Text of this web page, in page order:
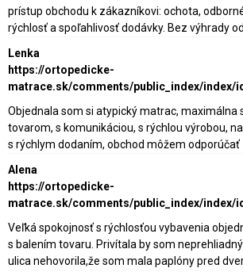
prístup obchodu k zákazníkovi: ochota,
rýchlosť a spoľahlivosť dodávky. Bez výhrady
Lenka
https://ortopedicke-
matrace.sk/comments/public_index/index/
Objednala som si atypický matrac, maximálna
tovarom, s komunikáciou, s rýchlou výrobou,
s rýchlym dodaním, obchod môžem odporúčať
Alena
https://ortopedicke-
matrace.sk/comments/public_index/index/
Veľká spokojnosť s rýchlosťou vybavenia
s balením tovaru. Privítala by som
ulica nehovorila,že som mala paplóny pred